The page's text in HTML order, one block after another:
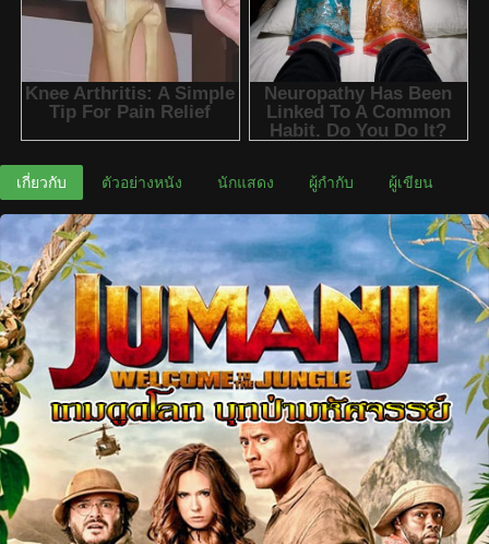
เกี่ยวกับ ตัวอย่างหนัง นักแสดง ผู้กำกับ ผู้เขียน